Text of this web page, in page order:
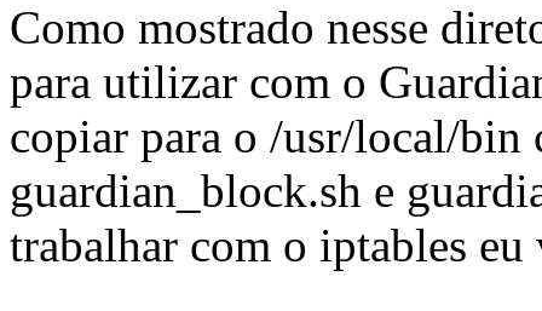
Como mostrado nesse
para utilizar com o
copiar para o /usr/local/bin
guardian_block.sh e
trabalhar com o iptables